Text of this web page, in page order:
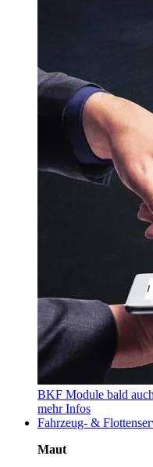
BKF Module bald
mehr Infos
Fahrzeug- &
Maut